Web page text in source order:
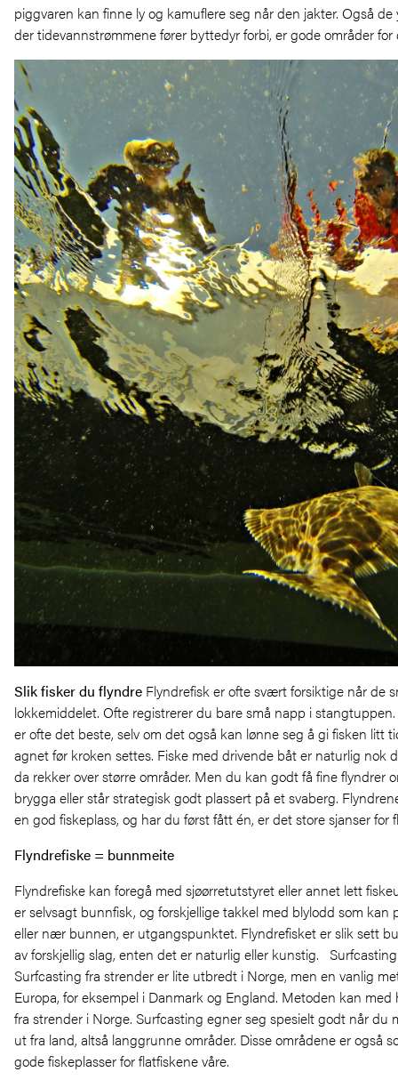
piggvaren kan finne ly og kamuflere seg når den jakter. Også
der tidevannstrømmene fører byttedyr forbi, er gode områder for
Slik fisker du flyndre Flyndrefisk er ofte svært forsiktige når de
lokkemiddelet. Ofte registrerer du bare små napp i
er ofte det beste, selv om det også kan lønne seg å gi fisken litt
agnet før kroken settes. Fiske med drivende båt er naturlig nok
da rekker over større områder. Men du kan godt få fine flyndrer
brygga eller står strategisk godt plassert på et svaberg.
en god fiskeplass, og har du først fått én, er det store sjanser for
Flyndrefiske = bunnmeite
Flyndrefiske kan foregå med sjøørretutstyret eller annet lett
er selvsagt bunnfisk, og forskjellige takkel med blylodd som kan
eller nær bunnen, er utgangspunktet. Flyndrefisket er slik sett
av forskjellig slag, enten det er naturlig eller kunstig.
Surfcasting fra strender er lite utbredt i Norge, men en vanlig
Europa, for eksempel i Danmark og England. Metoden kan med
fra strender i Norge. Surfcasting egner seg spesielt godt når du
ut fra land, altså langgrunne områder. Disse områdene er også
gode fiskeplasser for flatfiskene våre.